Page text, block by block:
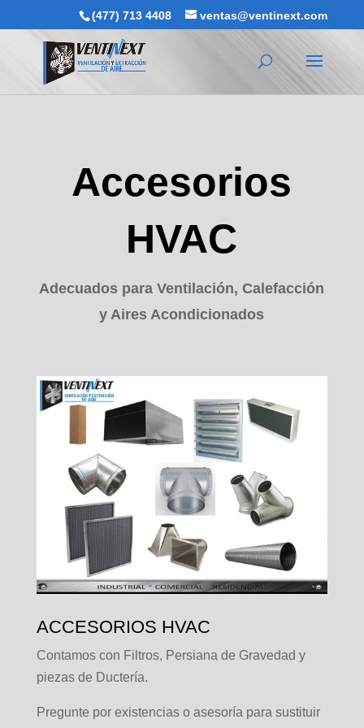
(477) 713 4408 ventas@ventinext.com
Accesorios
HVAC
Adecuados para Ventilación, Calefacción
y Aires Acondicionados
ACCESORIOS HVAC
Contamos con Filtros, Persiana de Gravedad y
piezas de Ductería.
Pregunte por existencias o asesoría para sustituir